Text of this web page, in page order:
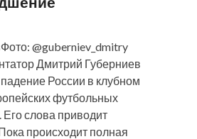
@guberniev_dmitry
Дмитрий Губерниев
России в клубном
футбольных
слова приводит
происходит полная